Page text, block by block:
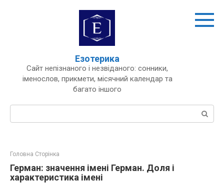
Езотерика
Сайт непізнаного і незвіданого: сонники,
іменослов, прикмети, місячний календар та
багато іншого
Пошук:
Головна Сторінка
Герман: значення імені Герман. Доля і
характеристика імені